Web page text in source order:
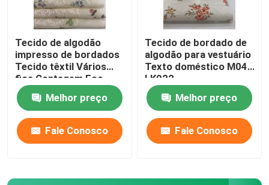
Tecido de algodão
impresso de bordados
Tecido têxtil Vários
fios Contagem Eco-
friendly M04-LK011
Melhor preço
Fale Conosco
Tecido de bordado de
algodão para vestuário
Texto doméstico M04-
LK022
Melhor preço
Fale Conosco